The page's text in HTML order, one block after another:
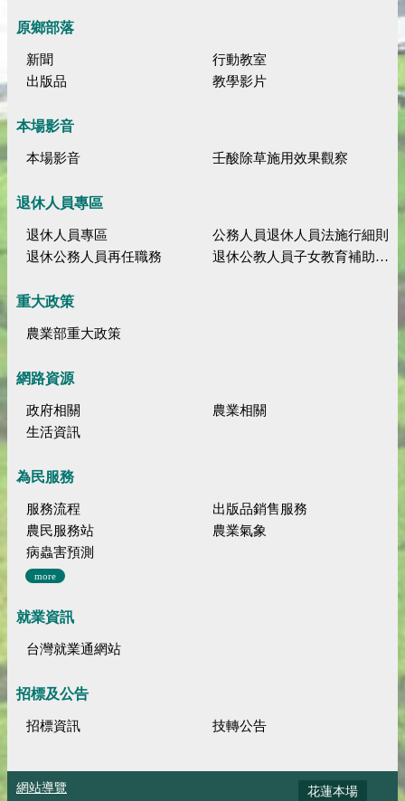
原鄉部落
新聞
行動教室
出版品
教學影片
本場影音
本場影音 壬酸除草施用效果觀察
退休人員專區
退休人員專區
公務人員退休人員法施行細則
退休公務人員再任職務
退休公教人員子女教育補助規定
重大政策
農業部重大政策
網路資源
政府相關
農業相關
生活資訊
為民服務
服務流程
出版品銷售服務
農民服務站
農業氣象
病蟲害預測
more
就業資訊
台灣就業通網站
招標及公告
招標資訊 技轉公告
網站導覽
花蓮本場